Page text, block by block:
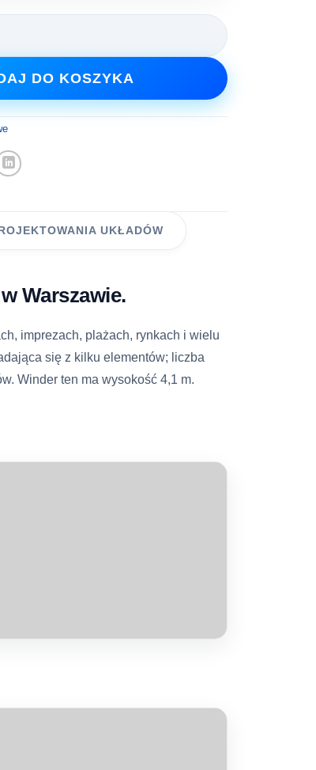
4.1 m
DO KOSZYKA
UKŁADÓW
Warszawie.
imprezach, plażach, rynkach i wielu
się z kilku elementów; liczba
Winder ten ma wysokość 4,1 m.